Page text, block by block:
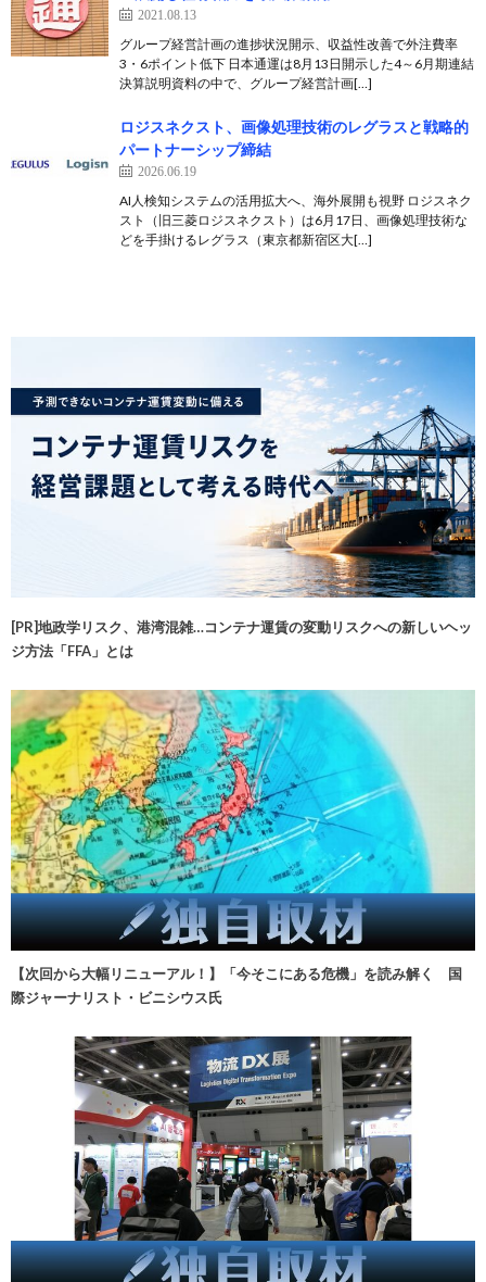
2021.08.13
グループ経営計画の進捗状況開示、収益性改善で外注費率
3・6ポイント低下 日本通運は8月13日開示した4～6月期連結
決算説明資料の中で、グループ経営計画[…]
ロジスネクスト、画像処理技術のレグラスと戦略的
パートナーシップ締結
2026.06.19
AI人検知システムの活用拡大へ、海外展開も視野 ロジスネク
スト（旧三菱ロジスネクスト）は6月17日、画像処理技術な
どを手掛けるレグラス（東京都新宿区大[…]
[PR]地政学リスク、港湾混雑…コンテナ運賃の変動リスクへの新しいヘッ
ジ方法「FFA」とは
【次回から大幅リニューアル！】「今そこにある危機」を読み解く 国
際ジャーナリスト・ビニシウス氏